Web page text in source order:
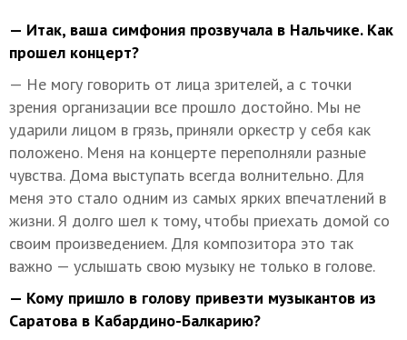
— Итак, ваша симфония прозвучала в Нальчике. Как
прошел концерт?
— Не могу говорить от лица зрителей, а с точки
зрения организации все прошло достойно. Мы не
ударили лицом в грязь, приняли оркестр у себя как
положено. Меня на концерте переполняли разные
чувства. Дома выступать всегда волнительно. Для
меня это стало одним из самых ярких впечатлений в
жизни. Я долго шел к тому, чтобы приехать домой со
своим произведением. Для композитора это так
важно — услышать свою музыку не только в голове.
— Кому пришло в голову привезти музыкантов из
Саратова в Кабардино-Балкарию?